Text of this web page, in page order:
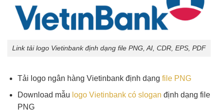
Link tải logo Vietinbank định dạng file PNG, AI, CDR, EPS, PDF
Tải logo ngân hàng Vietinbank định dạng file PNG
Download mẫu logo Vietinbank có slogan định dạng file
PNG